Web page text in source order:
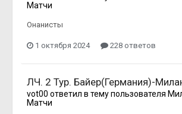
Матчи
Онанисты
1 октября 2024 228 ответов
ЛЧ. 2 Тур. Байер(Германия)-
vot00 ответил в тему пользователя
Матчи